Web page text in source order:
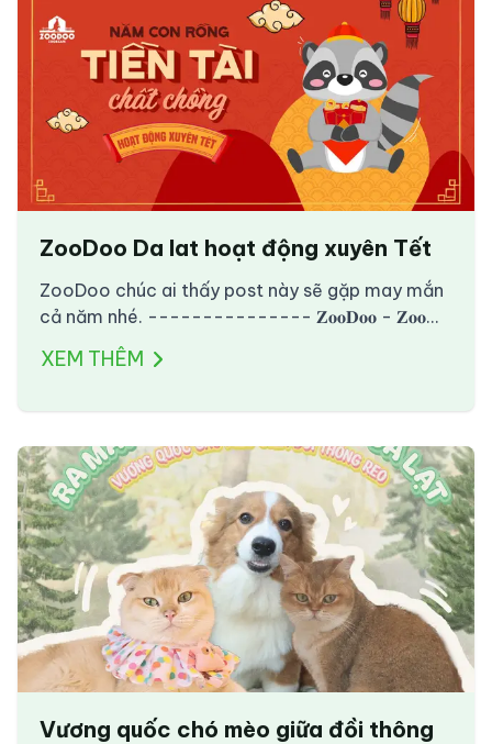
ZooDoo Da lat hoạt động xuyên Tết
ZooDoo chúc ai thấy post này sẽ gặp may mắn
cả năm nhé. --------------- 𝐙𝐨𝐨𝐃𝐨𝐨 - 𝐙𝐨𝐨
&amp; 𝐂𝐚𝐟𝐞 Vườn thú thân thiện kiểu Úc đầu tiên
và duy nhất tại Việt Nam. Website:
#zoodoodalat #zoodoo #vuonthut…
XEM THÊM
Vương quốc chó mèo giữa đồi thông